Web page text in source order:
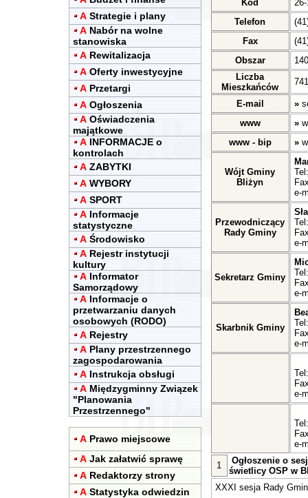
A Strategie i plany
A Nabór na wolne
stanowiska
A Rewitalizacja
A Oferty inwestycyjne
A Przetargi
A Ogłoszenia
A Oświadczenia
majątkowe
A INFORMACJE o
kontrolach
A ZABYTKI
A WYBORY
A SPORT
A Informacje
statystyczne
A Środowisko
A Rejestr instytucji
kultury
A Informator
Samorządowy
A Informacje o
przetwarzaniu danych
osobowych (RODO)
A Rejestry
A Plany przestrzennego
zagospodarowania
A Instrukcja obsługi
A Międzygminny Związek
"Planowania
Przestrzennego"
A Prawo miejscowe
A Jak załatwić sprawę
A Redaktorzy strony
A Statystyka odwiedzin
Kod
Telefon
Fax
Obszar
Liczba
Mieszkańców
E-mail »
www
»
www - bip
»
Wójt Gminy
Bliżyn
e-
Przewodniczący
Rady Gminy
e-
Sekretarz Gminy
e-
Skarbnik Gminy
e-
Tel:
e-
Tel:
e-
1
Ogłoszenie o
świetlicy OSP w
XXXI sesja Rady